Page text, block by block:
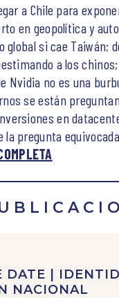
a Chile para
en geopolítica y
global si cae Taiwán;
a los
Nvidia no es una
se están
en
pregunta
DATE |
NACIONAL